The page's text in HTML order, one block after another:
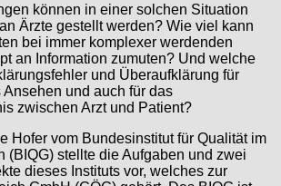
können in einer solchen Situation
Ärzte gestellt werden? Wie viel kann
bei immer komplexer werdenden
an Information zumuten? Und welche
und Überaufklärung für
Ansehen und auch für das
zwischen Arzt und Patient?
Hofer vom Bundesinstitut für Qualität im
(BIQG) stellte die Aufgaben und zwei
dieses Instituts vor, welches zur